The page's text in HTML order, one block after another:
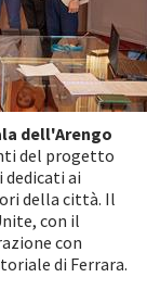
dell'Arengo
del progetto
ai
della città. Il
con il
con
di Ferrara.